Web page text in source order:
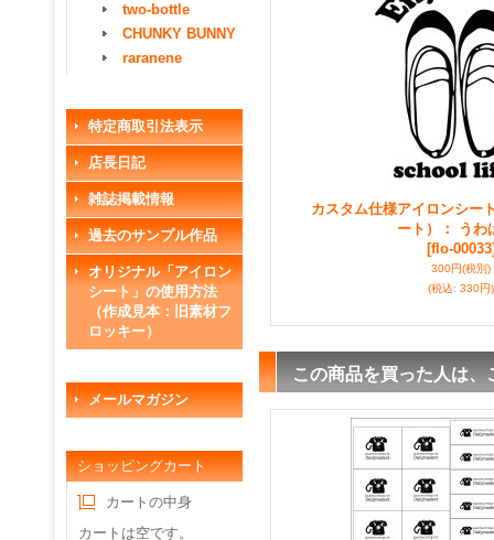
two-bottle
CHUNKY BUNNY
raranene
特定商取引法表示
店長日記
雑誌掲載情報
過去のサンプル作品
オリジナル「アイロン
シート」の使用方法
（作成見本：旧素材フ
ロッキー）
メールマガジン
ショッピングカート
カートの中身
カートは空です。
カスタム仕様アイロンシー
ート）： うわ
[flo-
300円(税別)
(税込: 330円)
この商品を買った人は